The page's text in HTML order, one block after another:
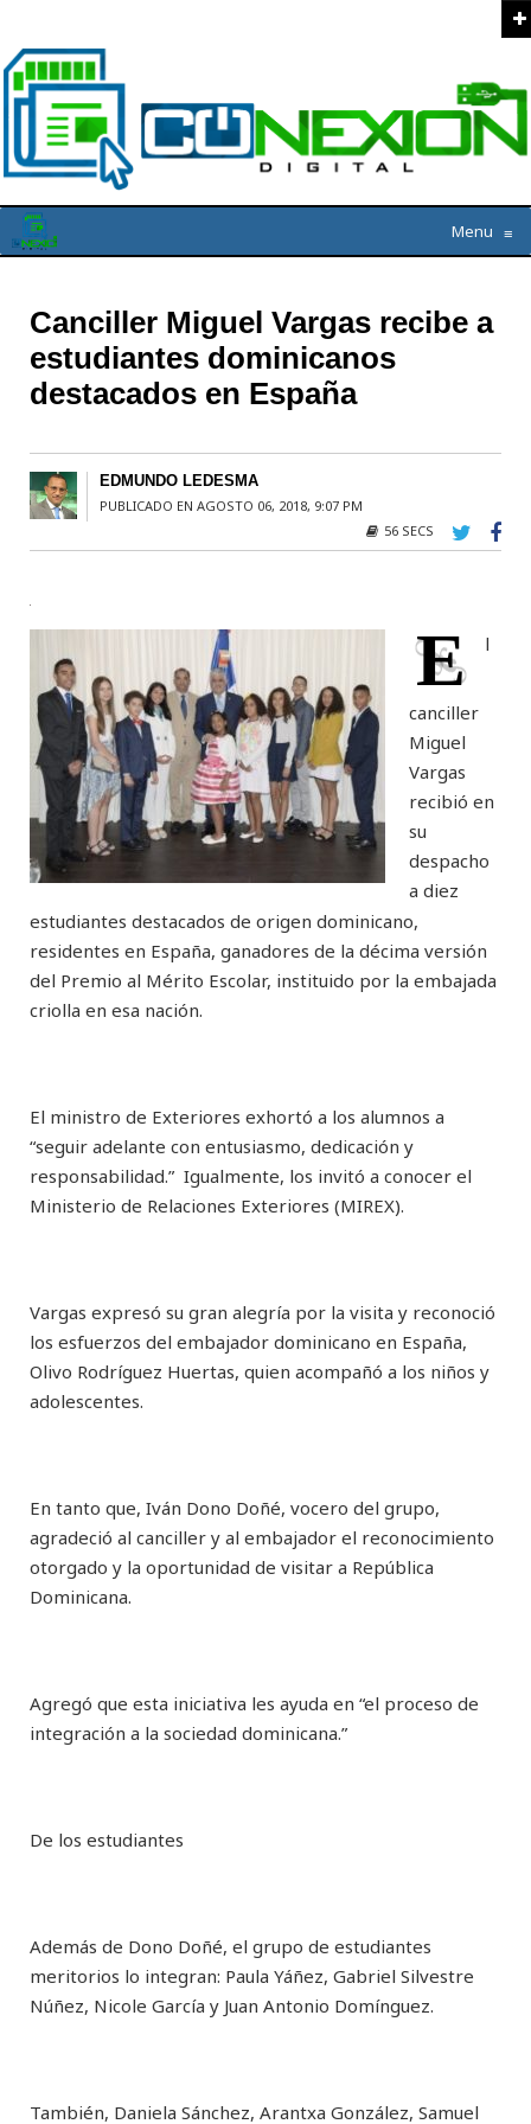
Menu ≡
Canciller Miguel Vargas recibe a
estudiantes dominicanos
destacados en España
EDMUNDO LEDESMA
PUBLICADO EN AGOSTO 06, 2018, 9:07 PM
56 SECS
E l
canciller
Miguel
Vargas
recibió en
su
despacho
a diez
estudiantes destacados de origen dominicano,
residentes en España, ganadores de la décima versión
del Premio al Mérito Escolar, instituido por la embajada
criolla en esa nación.
El ministro de Exteriores exhortó a los alumnos a
“seguir adelante con entusiasmo, dedicación y
responsabilidad.” Igualmente, los invitó a conocer el
Ministerio de Relaciones Exteriores (MIREX).
Vargas expresó su gran alegría por la visita y reconoció
los esfuerzos del embajador dominicano en España,
Olivo Rodríguez Huertas, quien acompañó a los niños y
adolescentes.
En tanto que, Iván Dono Doñé, vocero del grupo,
agradeció al canciller y al embajador el reconocimiento
otorgado y la oportunidad de visitar a República
Dominicana.
Agregó que esta iniciativa les ayuda en “el proceso de
integración a la sociedad dominicana.”
De los estudiantes
Además de Dono Doñé, el grupo de estudiantes
meritorios lo integran: Paula Yáñez, Gabriel Silvestre
Núñez, Nicole García y Juan Antonio Domínguez.
También, Daniela Sánchez, Arantxa González, Samuel